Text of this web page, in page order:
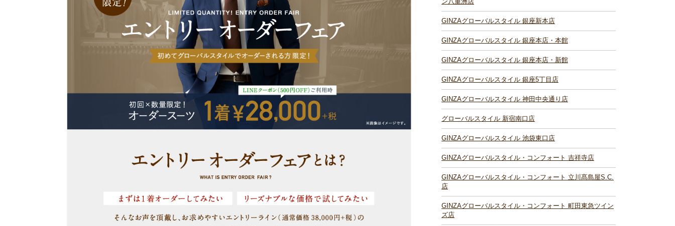
GINZAグローバルスタイル 銀座新本店
GINZAグローバルスタイル 銀座本店・本館
GINZAグローバルスタイル 銀座本店・新館
GINZAグローバルスタイル 銀座5丁目店
GINZAグローバルスタイル 神田中央通り店
グローバルスタイル 新宿南口店
GINZAグローバルスタイル 池袋東口店
GINZAグローバルスタイル・コンフォート 吉祥寺店
GINZAグローバルスタイル・コンフォート 立川髙島屋S.C.
店
GINZAグローバルスタイル・コンフォート 町田東急ツイン
ズ店